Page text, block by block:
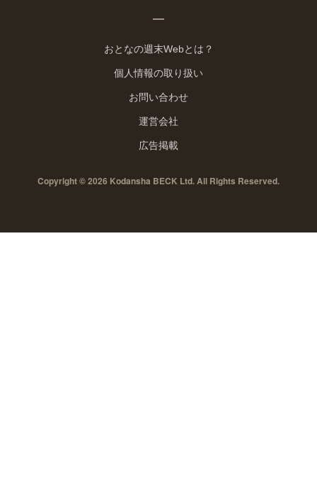
おとなの週末Webとは？
個人情報の取り扱い
お問い合わせ
運営会社
広告掲載
Copyright © 2026 Kodansha BECK Ltd. All Rights Reserved.